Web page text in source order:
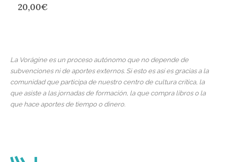
20,00€
La Vorágine es un proceso autónomo que no depende de
subvenciones ni de aportes externos. Si esto es así es gracias a la
comunidad que participa de nuestro centro de cultura crítica, la
que asiste a las jornadas de formación, la que compra libros o la
que hace aportes de tiempo o dinero.